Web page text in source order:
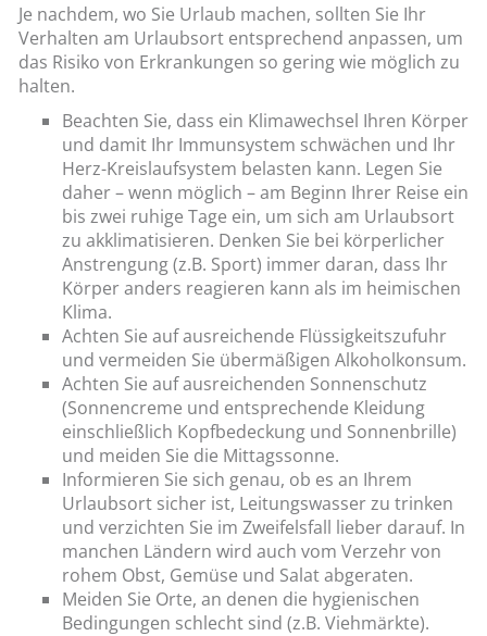
Je nachdem, wo Sie Urlaub machen, sollten Sie Ihr
Verhalten am Urlaubsort entsprechend anpassen, um
das Risiko von Erkrankungen so gering wie möglich zu
halten.
Beachten Sie, dass ein Klimawechsel Ihren Körper
und damit Ihr Immunsystem schwächen und Ihr
Herz-Kreislaufsystem belasten kann. Legen Sie
daher – wenn möglich – am Beginn Ihrer Reise ein
bis zwei ruhige Tage ein, um sich am Urlaubsort
zu akklimatisieren. Denken Sie bei körperlicher
Anstrengung (z.B. Sport) immer daran, dass Ihr
Körper anders reagieren kann als im heimischen
Klima.
Achten Sie auf ausreichende Flüssigkeitszufuhr
und vermeiden Sie übermäßigen Alkoholkonsum.
Achten Sie auf ausreichenden Sonnenschutz
(Sonnencreme und entsprechende Kleidung
einschließlich Kopfbedeckung und Sonnenbrille)
und meiden Sie die Mittagssonne.
Informieren Sie sich genau, ob es an Ihrem
Urlaubsort sicher ist, Leitungswasser zu trinken
und verzichten Sie im Zweifelsfall lieber darauf. In
manchen Ländern wird auch vom Verzehr von
rohem Obst, Gemüse und Salat abgeraten.
Meiden Sie Orte, an denen die hygienischen
Bedingungen schlecht sind (z.B. Viehmärkte).